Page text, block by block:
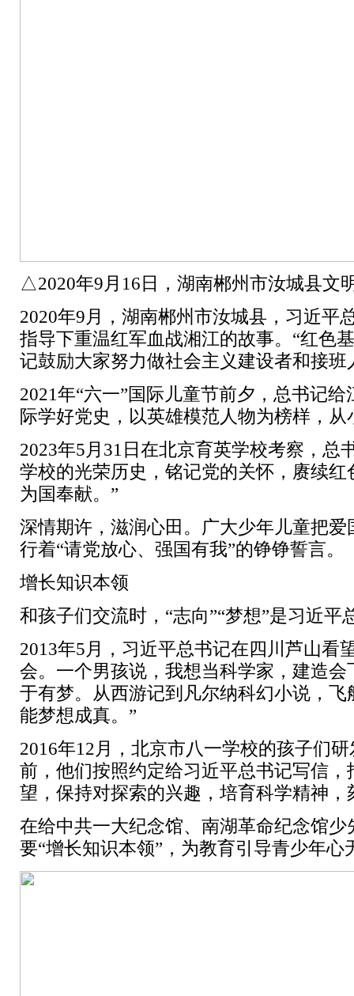
△2020年9月16日，湖南郴州市汝城县文
2020年9月，湖南郴州市汝城县，习近平
指导下重温红军血战湘江的故事。“红色
记鼓励大家努力做社会主义建设者和接班
2021年“六一”国际儿童节前夕，总书记
际学好党史，以英雄模范人物为榜样，
2023年5月31日在北京育英学校考察，
学校的光荣历史，铭记党的关怀，赓续
为国奉献。”
深情期许，滋润心田。广大少年儿童把
行着“请党放心、强国有我”的铮铮誓言。
增长知识本领
和孩子们交流时，“志向”“梦想”是习近
2013年5月，习近平总书记在四川芦山看
会。一个男孩说，我想当科学家，建造
于有梦。从西游记到凡尔纳科幻小说，
能梦想成真。”
2016年12月，北京市八一学校的孩子们
前，他们按照约定给习近平总书记写信
望，保持对探索的兴趣，培育科学精神，
在给中共一大纪念馆、南湖革命纪念馆
要“增长知识本领”，为教育引导青少年